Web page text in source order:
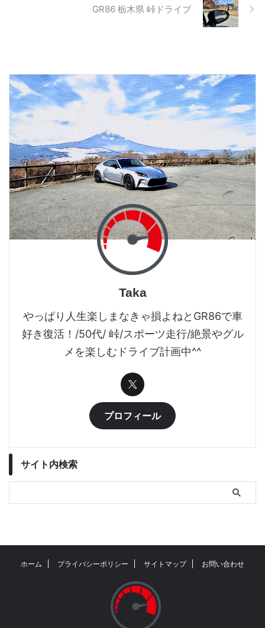
GR86 栃木県 峠ドライブ
Taka
やっぱり人生楽しまなきゃ損よねとGR86で車
好き復活！/50代/ 峠/スポーツ走行/絶景やグル
メを楽しむドライブ計画中^^
プロフィール
サイト内検索
ホーム プライバシーポリシー サイトマップ お問い合わせ